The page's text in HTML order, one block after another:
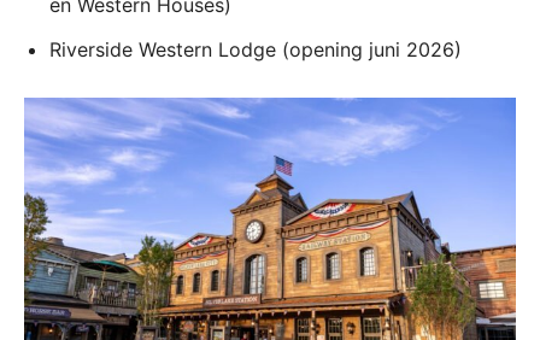
en Western Houses)
Riverside Western Lodge (opening juni 2026)